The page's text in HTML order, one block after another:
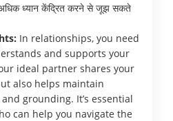
ध्यान केंद्रित करने से जूझ सकते
In relationships, you need
and supports your
ideal partner shares your
also helps maintain
grounding. It’s essential
can help you navigate the